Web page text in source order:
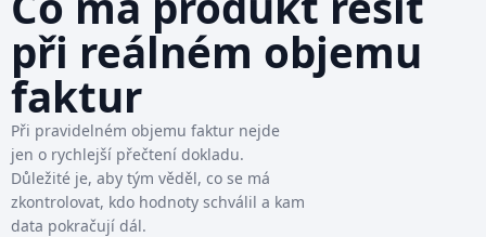
při reálném objemu
faktur
Při pravidelném objemu faktur nejde
jen o rychlejší přečtení dokladu.
Důležité je, aby tým věděl, co se má
zkontrolovat, kdo hodnoty schválil a kam
data pokračují dál.